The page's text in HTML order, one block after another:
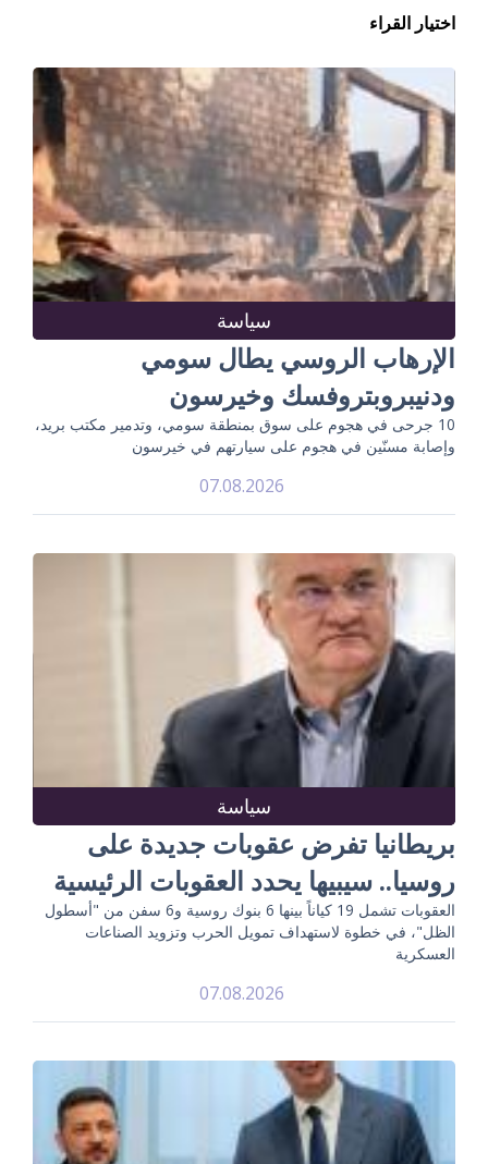
اختيار القراء
سياسة
الإرهاب الروسي يطال سومي
ودنيبروبتروفسك وخيرسون
10 جرحى في هجوم على سوق بمنطقة سومي، وتدمير مكتب بريد،
وإصابة مسنّين في هجوم على سيارتهم في خيرسون
07.08.2026
سياسة
بريطانيا تفرض عقوبات جديدة على
روسيا.. سيبيها يحدد العقوبات الرئيسية
العقوبات تشمل 19 كياناً بينها 6 بنوك روسية و6 سفن من "أسطول
الظل"، في خطوة لاستهداف تمويل الحرب وتزويد الصناعات
العسكرية
07.08.2026